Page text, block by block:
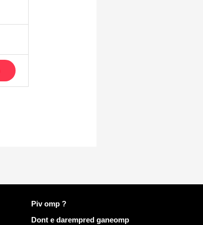
Muioc'h a ditouroù war Mailo
Piv omp ?
Dont e darempred ganeomp